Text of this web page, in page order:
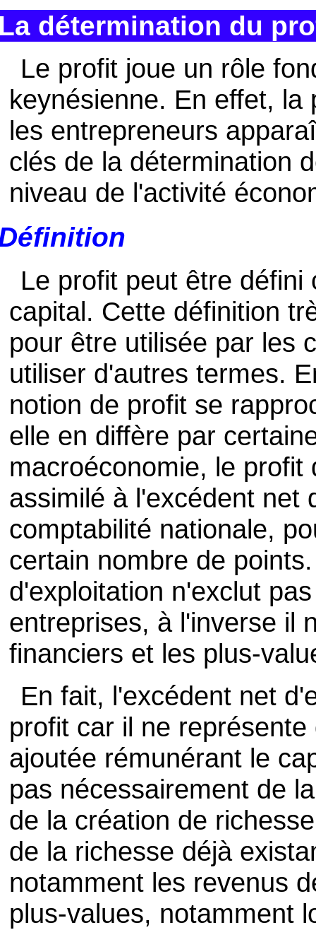
détermination du
Le profit joue un rôle
keynésienne. En effet,
les entrepreneurs
clés de la détermination
niveau de l'activité
Le profit peut être
capital. Cette définition
pour être utilisée par les
utiliser d'autres termes.
notion de profit se
elle en diffère par
macroéconomie, le
assimilé à l'excédent net
comptabilité nationale,
certain nombre de
d'exploitation n'exclut
entreprises, à l'inverse il
financiers et les plus-
En fait, l'excédent net
profit car il ne
ajoutée rémunérant le
pas nécessairement de
de la création de
de la richesse déjà
notamment les revenus
plus-values, notamment